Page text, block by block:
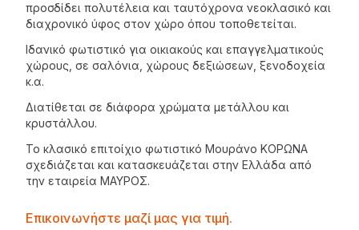
προσδίδει πολυτέλεια και ταυτόχρονα νεοκλασικό και
διαχρονικό ύφος στον χώρο όπου τοποθετείται.
Ιδανικό φωτιστικό για οικιακούς και επαγγελματικούς
χώρους, σε σαλόνια, χώρους δεξιώσεων, ξενοδοχεία
κ.α.
Διατίθεται σε διάφορα χρώματα μετάλλου και
κρυστάλλου.
Το κλασικό επιτοίχιο φωτιστικό Μουράνο ΚΟΡΩΝΑ
σχεδιάζεται και κατασκευάζεται στην Ελλάδα από
την εταιρεία ΜΑΥΡΟΣ.
Contactprice
Επικοινωνήστε μαζί μας για τιμή.